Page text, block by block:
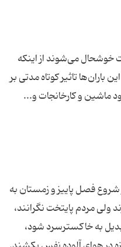
خوشحال می‌شوند از اینکه
تاثیر کوتاه مدتی بر
ماشین و کارخانجات و...
فصل پاییز و زمستان به
ولی مردم پایتخت نگرانند،
به خاکسترسرد شود،